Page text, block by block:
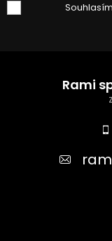
Rami